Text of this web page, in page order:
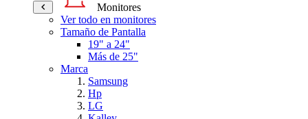
Monitores
Ver todo en monitores
Tamaño de Pantalla
19" a 24"
Más de 25"
Marca
Samsung
Hp
LG